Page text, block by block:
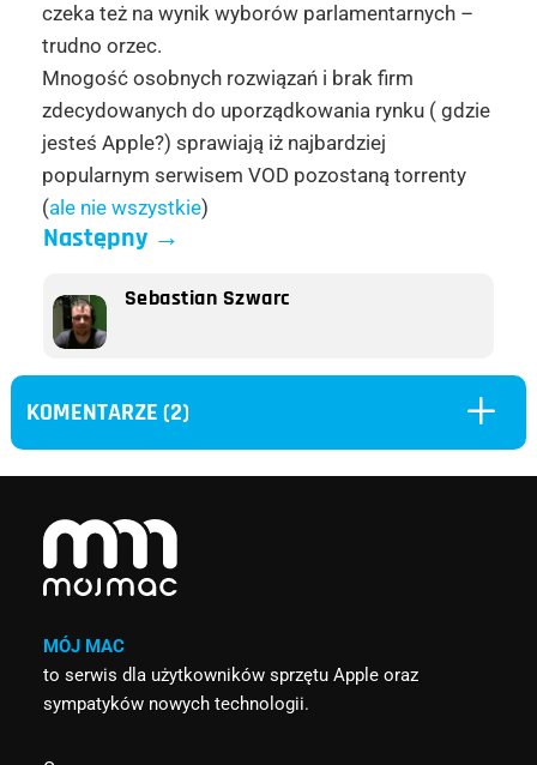
czeka też na wynik wyborów parlamentarnych –
trudno orzec.
Mnogość osobnych rozwiązań i brak firm
zdecydowanych do uporządkowania rynku ( gdzie
jesteś Apple?) sprawiają iż najbardziej
popularnym serwisem VOD pozostaną torrenty
(ale nie wszystkie)
Następny→
Sebastian Szwarc
KOMENTARZE (2) L
MÓJ MAC
to serwis dla użytkowników sprzętu Apple oraz
sympatyków nowych technologii.